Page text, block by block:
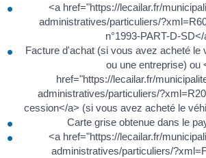
<a href="https://lecailar.fr/
administratives/particuliers/
n°1993-PART-D-SD</
Facture d'achat (si vous avez acheté le
ou une entreprise) ou
href="https://lecailar.fr/
administratives/particuliers/
cession</a> (si vous avez acheté le
Carte grise obtenue dans le
<a href="https://lecailar.fr/
administratives/particuliers/